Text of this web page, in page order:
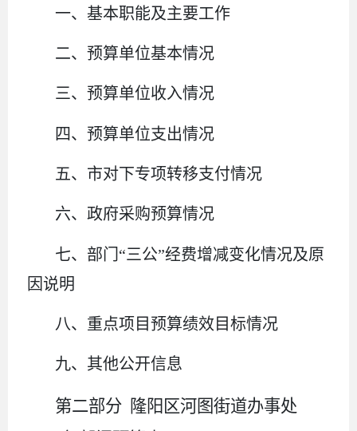
一、基本职能及主要工作
二、预算单位基本情况
三、预算单位收入情况
四、预算单位支出情况
五、 市对下专项转移支付情况
六、政府采购预算情况
七、部门“三公”经费增减变化情况及原
因说明
八、重点项目预算绩效目标情况
九、其他公开信息
第二部分 隆阳区河图街道办事处